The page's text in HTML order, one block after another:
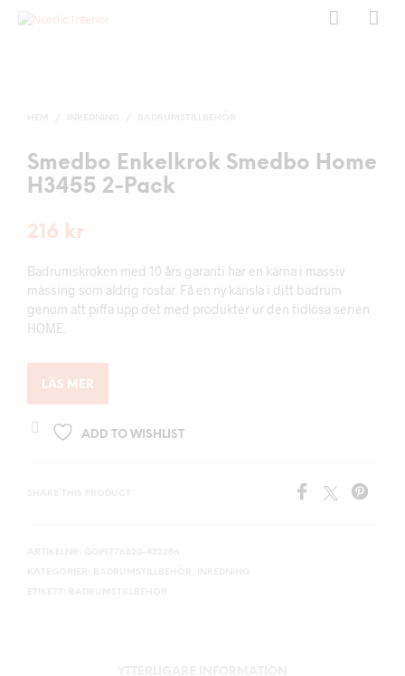
Smedbo Enkelkrok Smedbo Home
H3455 2-Pack
216 kr
Badrumskroken med 10 års garanti har en kärna i massiv
mässing som aldrig rostar. Få en ny känsla i ditt badrum
genom att piffa upp det med produkter ur den tidlösa serien
HOME.
LÄS MER
ADD TO WISHLIST